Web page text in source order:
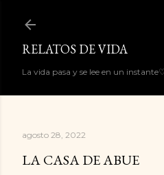
RELATOS DE VIDA
La vida pasa y se lee en un
agosto 28, 2022
LA CASA DE ABUE